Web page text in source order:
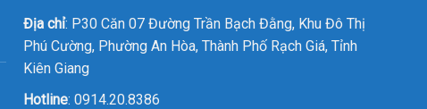
Địa chỉ: P30 Căn 07 Đường Trần Bạch Đằng, Khu Đô Thị
Phú Cường, Phường An Hòa, Thành Phố Rạch Giá, Tỉnh
Kiên Giang
Hotline:0914.20.8386